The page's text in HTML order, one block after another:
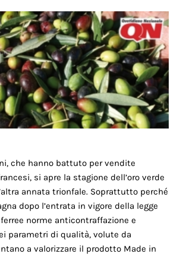
che hanno battuto per vendite
si apre la stagione dell’oro verde
annata trionfale. Soprattutto perché
dopo l’entrata in vigore della legge
norme anticontraffazione e
parametri di qualità, volute da
a valorizzare il prodotto Made in